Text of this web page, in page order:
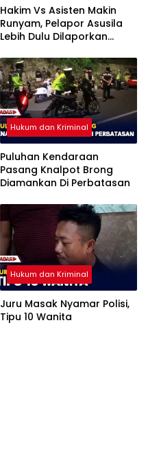
Hakim Vs Asisten Makin
Runyam, Pelapor Asusila
Lebih Dulu Dilaporkan
Hukum dan Kriminal
Puluhan Kendaraan
Pasang Knalpot Brong
Diamankan Di Perbatasan
Hukum dan Kriminal
Juru Masak Nyamar Polisi,
Tipu 10 Wanita